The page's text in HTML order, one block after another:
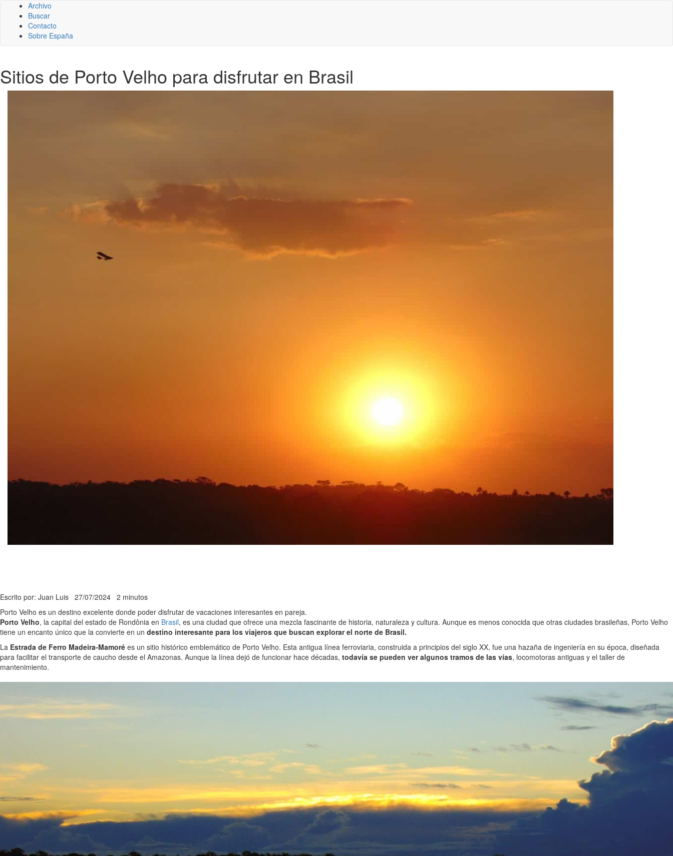
Archivo
Buscar
Contacto
Sobre España
Sitios de Porto Velho para disfrutar en Brasil
Escrito por: Juan Luis 27/07/2024 2 minutos
Porto Velho es un destino excelente donde poder disfrutar de vacaciones interesantes en pareja.
Porto Velho, la capital del estado de Rondônia en Brasil, es una ciudad que ofrece una mezcla fascinante de historia, naturaleza y cultura. Aunque es menos conocida que otras ciudades brasileñas, Porto Velho
tiene un encanto único que la convierte en un destino interesante para los viajeros que buscan explorar el norte de Brasil.
La Estrada de Ferro Madeira-Mamoré es un sitio histórico emblemático de Porto Velho. Esta antigua línea ferroviaria, construida a principios del siglo XX, fue una hazaña de ingeniería en su época, diseñada
para facilitar el transporte de caucho desde el Amazonas. Aunque la línea dejó de funcionar hace décadas, todavía se pueden ver algunos tramos de las vías, locomotoras antiguas y el taller de
mantenimiento.